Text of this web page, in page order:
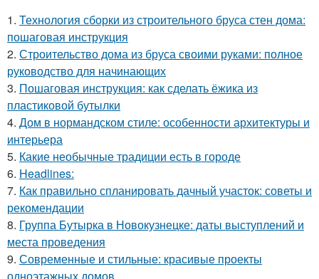
1. Технология сборки из строительного бруса стен дома:
пошаговая инструкция
2. Строительство дома из бруса своими руками: полное
руководство для начинающих
3. Пошаговая инструкция: как сделать ёжика из
пластиковой бутылки
4. Дом в нормандском стиле: особенности архитектуры и
интерьера
5. Какие необычные традиции есть в городе
6. Headlines:
7. Как правильно спланировать дачный участок: советы и
рекомендации
8. Группа Бутырка в Новокузнецке: даты выступлений и
места проведения
9. Современные и стильные: красивые проекты